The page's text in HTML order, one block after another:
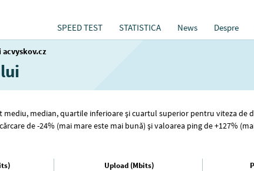
SPEED TEST STATISTICA News Despre
acvyskov.cz
median, quartile inferioare și cuartul superior pentru viteza de
de -24% (mai mare este mai bună) și valoarea ping de +127%
Upload (Mbits)